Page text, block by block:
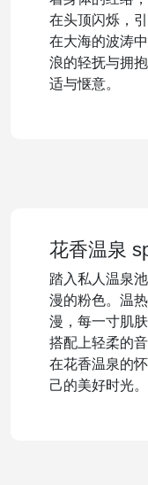
在头顶闪烁，
在大海的波涛
浪的轻抚与拥
适与惬意。
花香温泉
踏入私人温泉
漫的粉色。温
漫，每一寸肌
搭配上轻柔的
在花香温泉的
己的美好时光。